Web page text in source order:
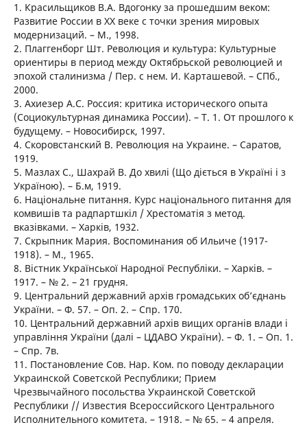
1. Красильщиков В.А. Вдогонку за прошедшим веком:
Развитие России в ХХ веке с точки зрения мировых
модернизаций. – М., 1998.
2. Плаггенборг Шт. Революция и культура: Культурные
ориентиры в период между Октябрьской революцией и
эпохой сталинизма / Пер. с нем. И. Карташевой. – СПб.,
2000.
3. Ахиезер А.С. Россия: критика исторического опыта
(Социокультурная динамика России). – Т. 1. От прошлого к
будущему. – Новосибирск, 1997.
4. Скоровстанский В. Революция на Украине. – Саратов,
1919.
5. Мазлах С., Шахрай В. До хвилі (Що діється в Україні і з
Україною). – Б.м, 1919.
6. Національне питання. Курс національного питання для
комвишів та радпартшкіл / Хрестоматія з метод.
вказівками. – Харків, 1932.
7. Скрыпник Мария. Воспоминания об Ильиче (1917-
1918). – М., 1965.
8. Вістник Української Народної Республіки. – Харків. –
1917. – № 2. – 21 грудня.
9. Центральний державний архів громадських об’єднань
України. – Ф. 57. – Оп. 2. – Спр. 170.
10. Центральний державний архів вищих органів влади і
управління України (далі – ЦДАВО України). – Ф. 1. – Оп. 1.
– Спр. 7в.
11. Постановление Сов. Нар. Ком. по поводу декларации
Украинской Советской Республики; Прием
Чрезвычайного посольства Украинской Советской
Республики // Известия Всероссийского Центрального
Исполнительного комитета. – 1918. – № 65. – 4 апреля.